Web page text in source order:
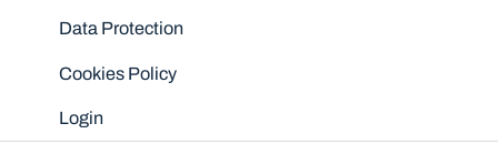
Data Protection
Cookies Policy
Login